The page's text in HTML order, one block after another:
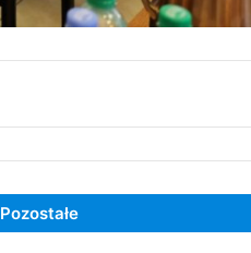
Pozostałe